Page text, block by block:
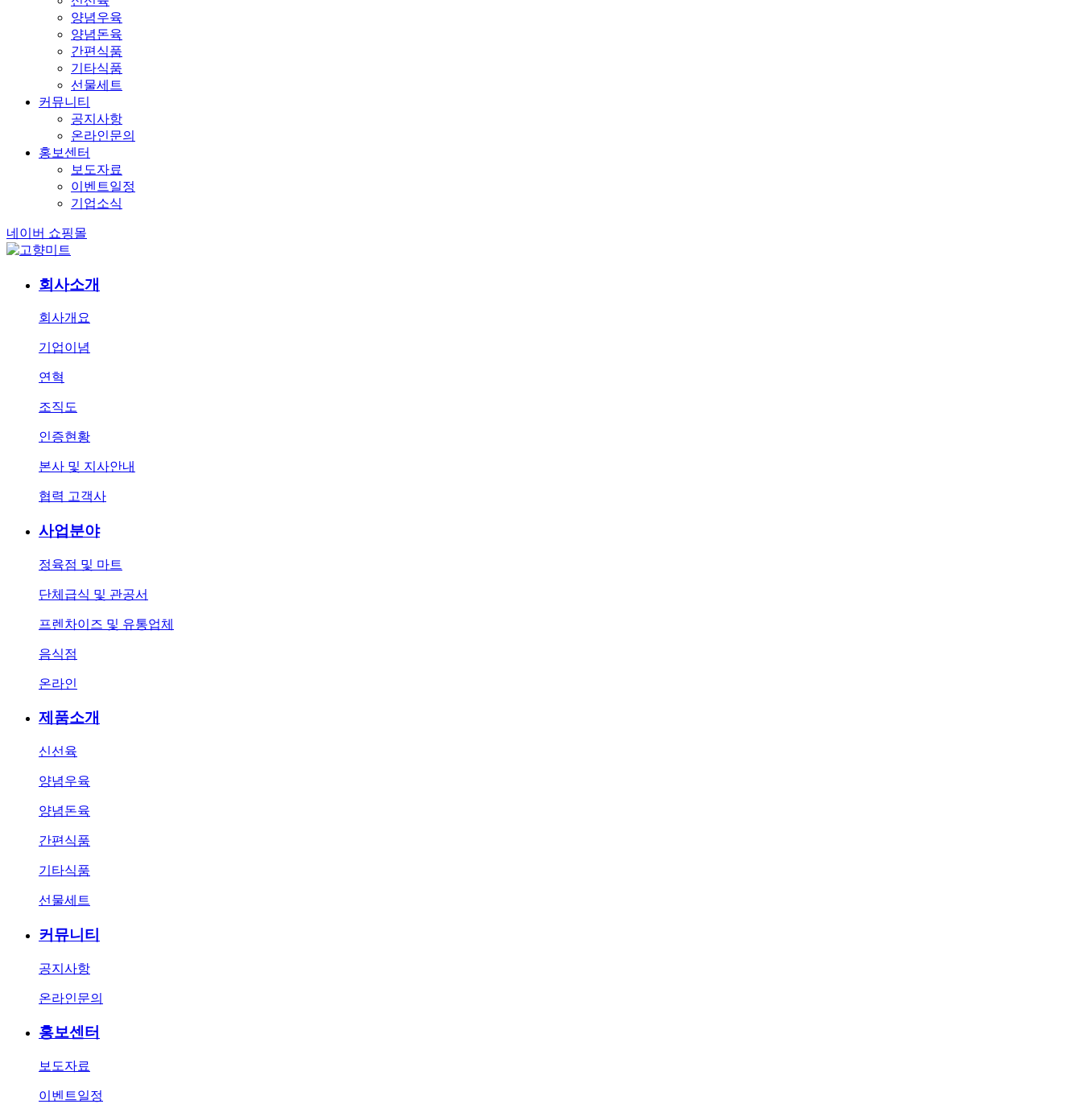
양념우육
양념돈육
간편식품
기타식품
선물세트
커뮤니티
공지사항
온라인문의
홍보센터
보도자료
이벤트일정
기업소식
네이버 쇼핑몰
회사소개
회사개요
기업이념
연혁
조직도
인증현황
본사 및 지사안내
협력 고객사
사업분야
정육점 및 마트
단체급식 및 관공서
프렌차이즈 및 유통업체
음식점
온라인
제품소개
신선육
양념우육
양념돈육
간편식품
기타식품
선물세트
커뮤니티
공지사항
온라인문의
홍보센터
보도자료
이벤트일정